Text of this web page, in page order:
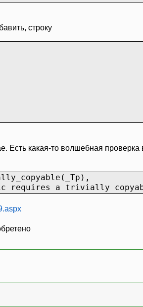
строку
Есть какая-то волшебная проверка
a trivially